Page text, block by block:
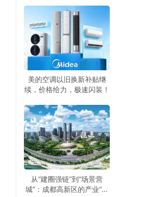
新画卷
美的空调以旧换新补贴继
续，价格给力，极速闪装！
从“建圈强链”到“场景营
城”：成都高新区的产业“进